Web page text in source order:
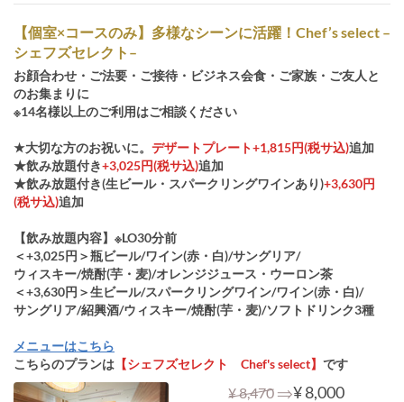
【個室×コースのみ】多様なシーンに活躍！Chef’s select –
シェフズセレクト–
お顔合わせ・ご法要・ご接待・ビジネス会食・ご家族・ご友人と
のお集まりに
※14名様以上のご利用はご相談ください
★大切な方のお祝いに。 デザートプレート+1,815円(税サ込)追加
★飲み放題付き+3,025円(税サ込)追加
★飲み放題付き(生ビール・スパークリングワインあり)+3,630円
(税サ込)追加
【飲み放題内容】※LO30分前
＜+3,025円＞瓶ビール/ワイン(赤・白)/サングリア/
ウィスキー/焼酎(芋・麦)/オレンジジュース・ウーロン茶
＜+3,630円＞生ビール/スパークリングワイン/ワイン(赤・白)/
サングリア/紹興酒/ウィスキー/焼酎(芋・麦)/ソフトドリンク3種
メニューはこちら
こちらのプランは 【シェフズセレクト Chef's select】 です
¥ 8,470 ⇒¥ 8,000